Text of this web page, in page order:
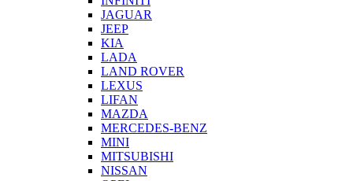
JAGUAR
JEEP
KIA
LADA
LAND ROVER
LEXUS
LIFAN
MAZDA
MERCEDES-BENZ
MINI
MITSUBISHI
NISSAN